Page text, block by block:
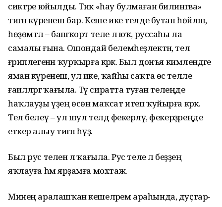
сиктәре юйылды. Тик «һау булмаған билингва»
тигән күренеш бар. Кеше ике телде бутап һөйләшә,
һөҙөмтәлә – башҡорт теле лә юҡ, руссаһы ла
самалы ғына. Ошондай белемһеҙлектән, тел
ғәриплегенән ҡурҡырға кәрәк. Был донъя кимәлендәге
яман күренеш, ул ике, ҡайһы саҡта өс телле
ғаиләләргә ҡағыла. Тәү сиратта туған телеңде
һаҡлауҙы үҙең өсөн маҡсат итеп ҡуйырға кәрәк.
Тел белеү – ул шул телдә фекерләү, фекерҙәреңде
еткерә алыу тигән һүҙ.
Был рус теленә лә ҡағыла. Рус теле лә беҙҙең
яҡлауға һәм ярҙамға мохтаж.
Минең аралашҡан кешеләрем араһында, дуҫтар-